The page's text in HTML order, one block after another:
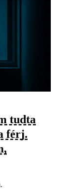
tudta
férj.